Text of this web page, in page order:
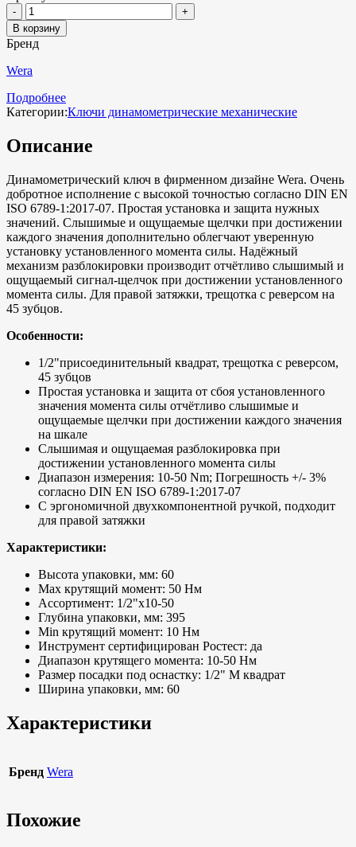
В корзину
Бренд
Wera
Подробнее
Категории:Ключи динамометрические механические
Описание
Динамометрический ключ в фирменном дизайне Wera. Очень
добротное исполнение с высокой точностью согласно DIN EN
ISO 6789-1:2017-07. Простая установка и защита нужных
значений. Слышимые и ощущаемые щелчки при достижении
каждого значения дополнительно облегчают уверенную
установку установленного момента силы. Надёжный
механизм разблокировки производит отчётливо слышимый и
ощущаемый сигнал-щелчок при достижении установленного
момента силы. Для правой затяжки, трещотка с реверсом на
45 зубцов.
Особенности:
1/2"присоединительный квадрат, трещотка с реверсом,
45 зубцов
Простая установка и защита от сбоя установленного
значения момента силы отчётливо слышимые и
ощущаемые щелчки при достижении каждого значения
на шкале
Слышимая и ощущаемая разблокировка при
достижении установленного момента силы
Диапазон измерения: 10-50 Nm; Погрешность +/- 3%
согласно DIN EN ISO 6789-1:2017-07
С эргономичной двухкомпонентной ручкой, подходит
для правой затяжки
Характеристики:
Высота упаковки, мм: 60
Max крутящий момент: 50 Нм
Ассортимент: 1/2"x10-50
Глубина упаковки, мм: 395
Min крутящий момент: 10 Нм
Инструмент сертифицирован Ростест: да
Диапазон крутящего момента: 10-50 Нм
Размер посадки под оснастку: 1/2" M квадрат
Ширина упаковки, мм: 60
Характеристики
Бренд Wera
Похожие